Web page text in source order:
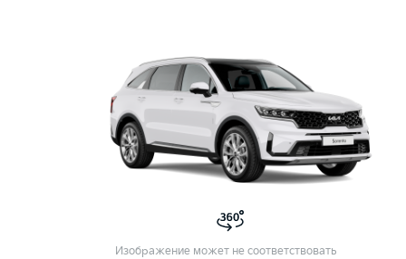
Изображение может не соответствовать